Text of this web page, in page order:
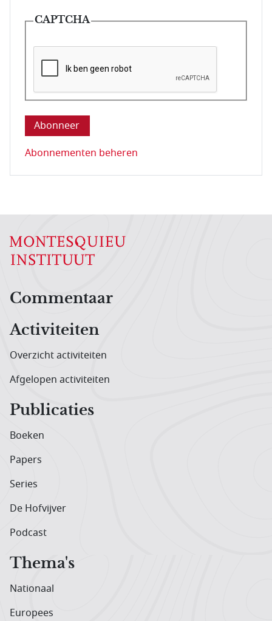
CAPTCHA
Deze vraag is om te controleren dat u een mens
Abonnementen beheren
Hoofdnavigatiemenu
Commentaar
Activiteiten
Overzicht activiteiten
Afgelopen activiteiten
Publicaties
Boeken
Papers
Series
De Hofvijver
Podcast
Thema's
Nationaal
Europees